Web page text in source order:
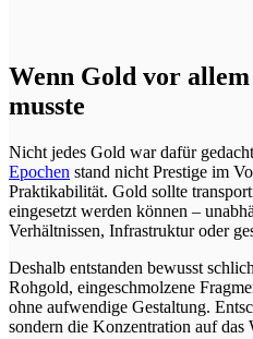
Wenn Gold vor
musste
Nicht jedes Gold war dafür
Epochen stand nicht Prestige im
Praktikabilität. Gold sollte
eingesetzt werden können –
Verhältnissen, Infrastruktur oder
Deshalb entstanden bewusst
Rohgold, eingeschmolzene
ohne aufwendige Gestaltung.
sondern die Konzentration auf